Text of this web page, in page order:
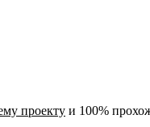
проекту и 100%